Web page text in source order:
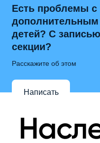
Есть проблемы с
дополнительным
детей? С
секции?
Расскажите об этом
Написать